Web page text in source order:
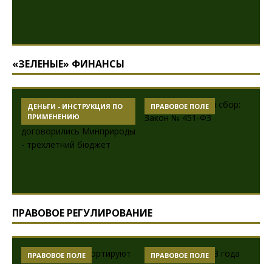
«ЗЕЛЕНЫЕ» ФИНАНСЫ
ДЕНЬГИ - ИНСТРУКЦИЯ ПО
ПРИМЕНЕНИЮ
ПРАВОВОЕ ПОЛЕ
ПРАВОВОЕ РЕГУЛИРОВАНИЕ
ПРАВОВОЕ ПОЛЕ ПРАВОВОЕ ПОЛЕ